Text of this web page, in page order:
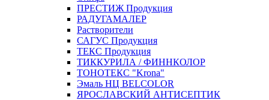
ПРЕСТИЖ Продукция
РАДУГАМАЛЕР
Растворители
САГУС Продукция
ТЕКС Продукция
ТИККУРИЛА / ФИННКОЛОР
ТОНОТЕКС "Krona"
Эмаль НЦ BELCOLOR
ЯРОСЛАВСКИЙ АНТИСЕПТИК